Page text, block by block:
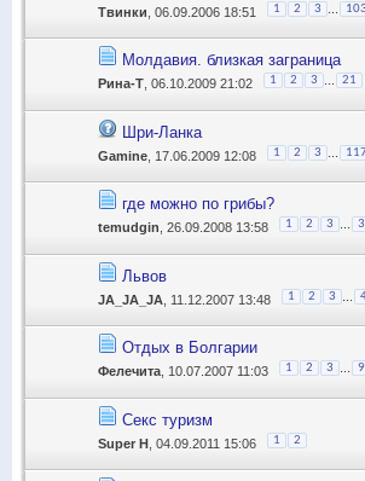
Твинки , 06.09.2006 18:51 1 2 3
Молдавия. близкая заграница
Рина-Т , 06.10.2009 21:02 1 2 3 21
Шри-Ланка
Gamine , 17.06.2009 12:08 1 2 3
где можно по грибы?
temudgin , 26.09.2008 13:58 1 2 3
Львов
JA_JA_JA , 11.12.2007 13:48 1 2 3
Отдых в Болгарии
Фелечита , 10.07.2007 11:03 1 2 3
Секс туризм
Super H , 04.09.2011 15:06 1 2